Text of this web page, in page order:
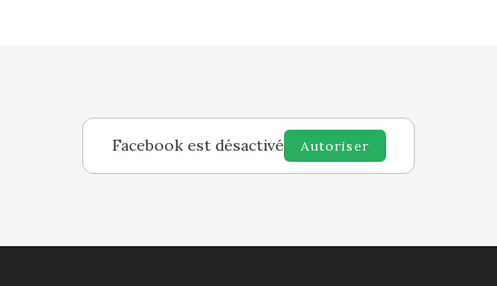
Facebook est désactivé Autoriser